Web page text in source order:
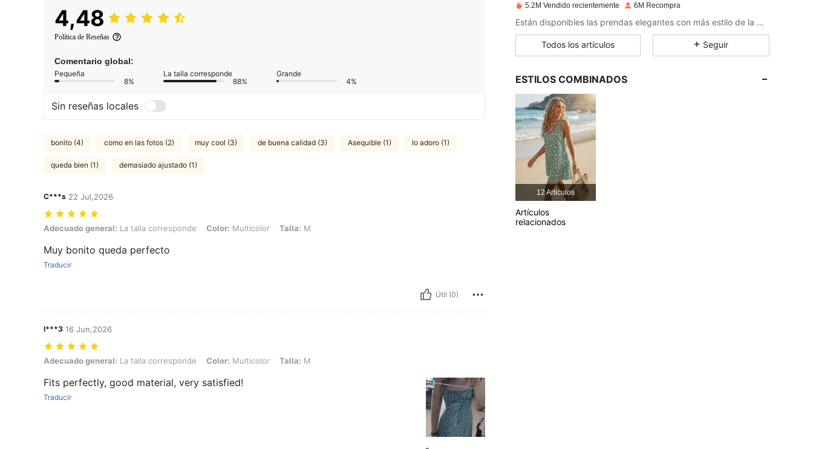
4,48
Política de Reseñas
Comentario global:
Pequeña
8%
La talla corresponde
88%
Grande
4%
Sin reseñas locales
bonito (4) como en las fotos (2) muy cool (3) de buena calidad (3) Asequible (1) lo adoro (1)
queda bien (1) demasiado ajustado (1)
C***s 22 Jul,2026
Adecuado general: La talla corresponde, Color: Multicolor, Talla: M
Adecuado general: La talla corresponde Color: Multicolor Talla: M
Muy bonito queda perfecto
Traducir
Útil (0)
l***3 16 Jun,2026
Adecuado general: La talla corresponde, Color: Multicolor, Talla: M
Adecuado general: La talla corresponde Color: Multicolor Talla: M
Fits perfectly, good material, very satisfied!
Traducir
4,91
4,91
4,91
4,91
5.2M Vendido recientemente 6M Recompra
Están disponibles las prendas elegantes con más estilo de la moda francesa.
Todos los artículos Seguir
ESTILOS COMBINADOS
12 Artículos
Artículos
relacionados